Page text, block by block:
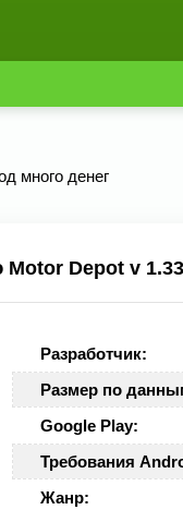
много денег
Depot v
Разработчик:
Размер по
Google Play:
Требования
Жанр: